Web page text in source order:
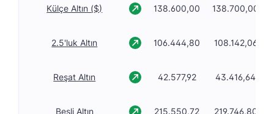
Külçe Altın ($) 138.600,00 138.700,00
2.5'luk Altın 106.444,80 108.142,06
Reşat Altın 42.577,92 43.416,64
Beşli Altın 215.550,72 219.746,80